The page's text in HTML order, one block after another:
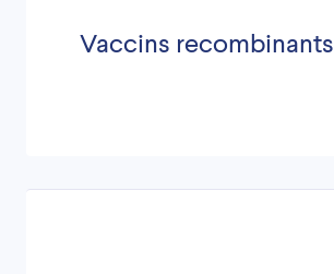
Vaccins recombinants